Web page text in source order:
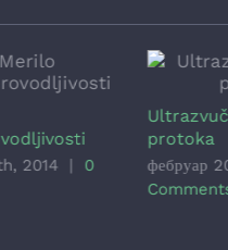
2014 |
0
protoka
фебруар